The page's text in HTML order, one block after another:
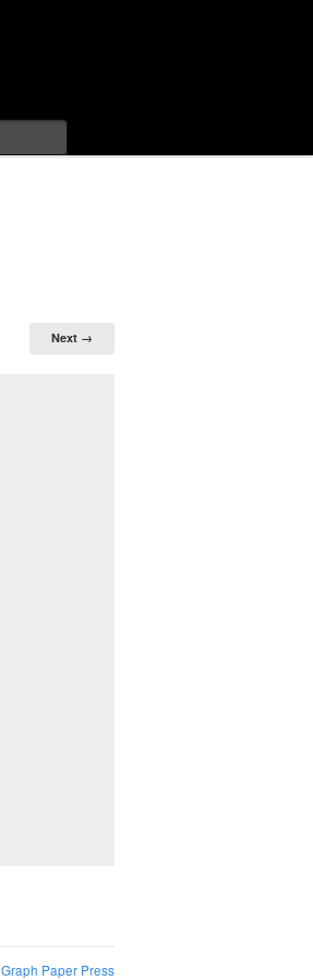
Next →
Graph Paper Press